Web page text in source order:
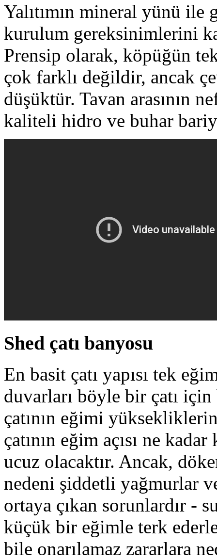
Yalıtımın mineral yünü
kurulum gereksinimlerini
Prensip olarak, köpüğün
çok farklı değildir, ancak
düşüktür. Tavan arasının
kaliteli hidro ve buhar
Shed çatı banyosu
En basit çatı yapısı tek
duvarları böyle bir çatı
çatının eğimi
çatının eğim açısı ne
ucuz olacaktır. Ancak,
nedeni şiddetli yağmurlar
ortaya çıkan sorunlardır -
küçük bir eğimle terk
bile onarılamaz zararlara